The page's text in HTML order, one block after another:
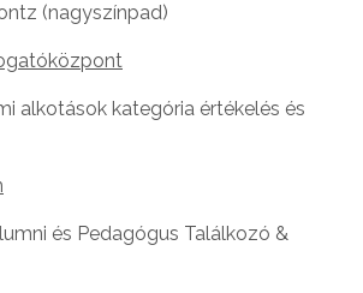
(nagyszínpad)
alkotások kategória értékelés és
és Pedagógus Találkozó &